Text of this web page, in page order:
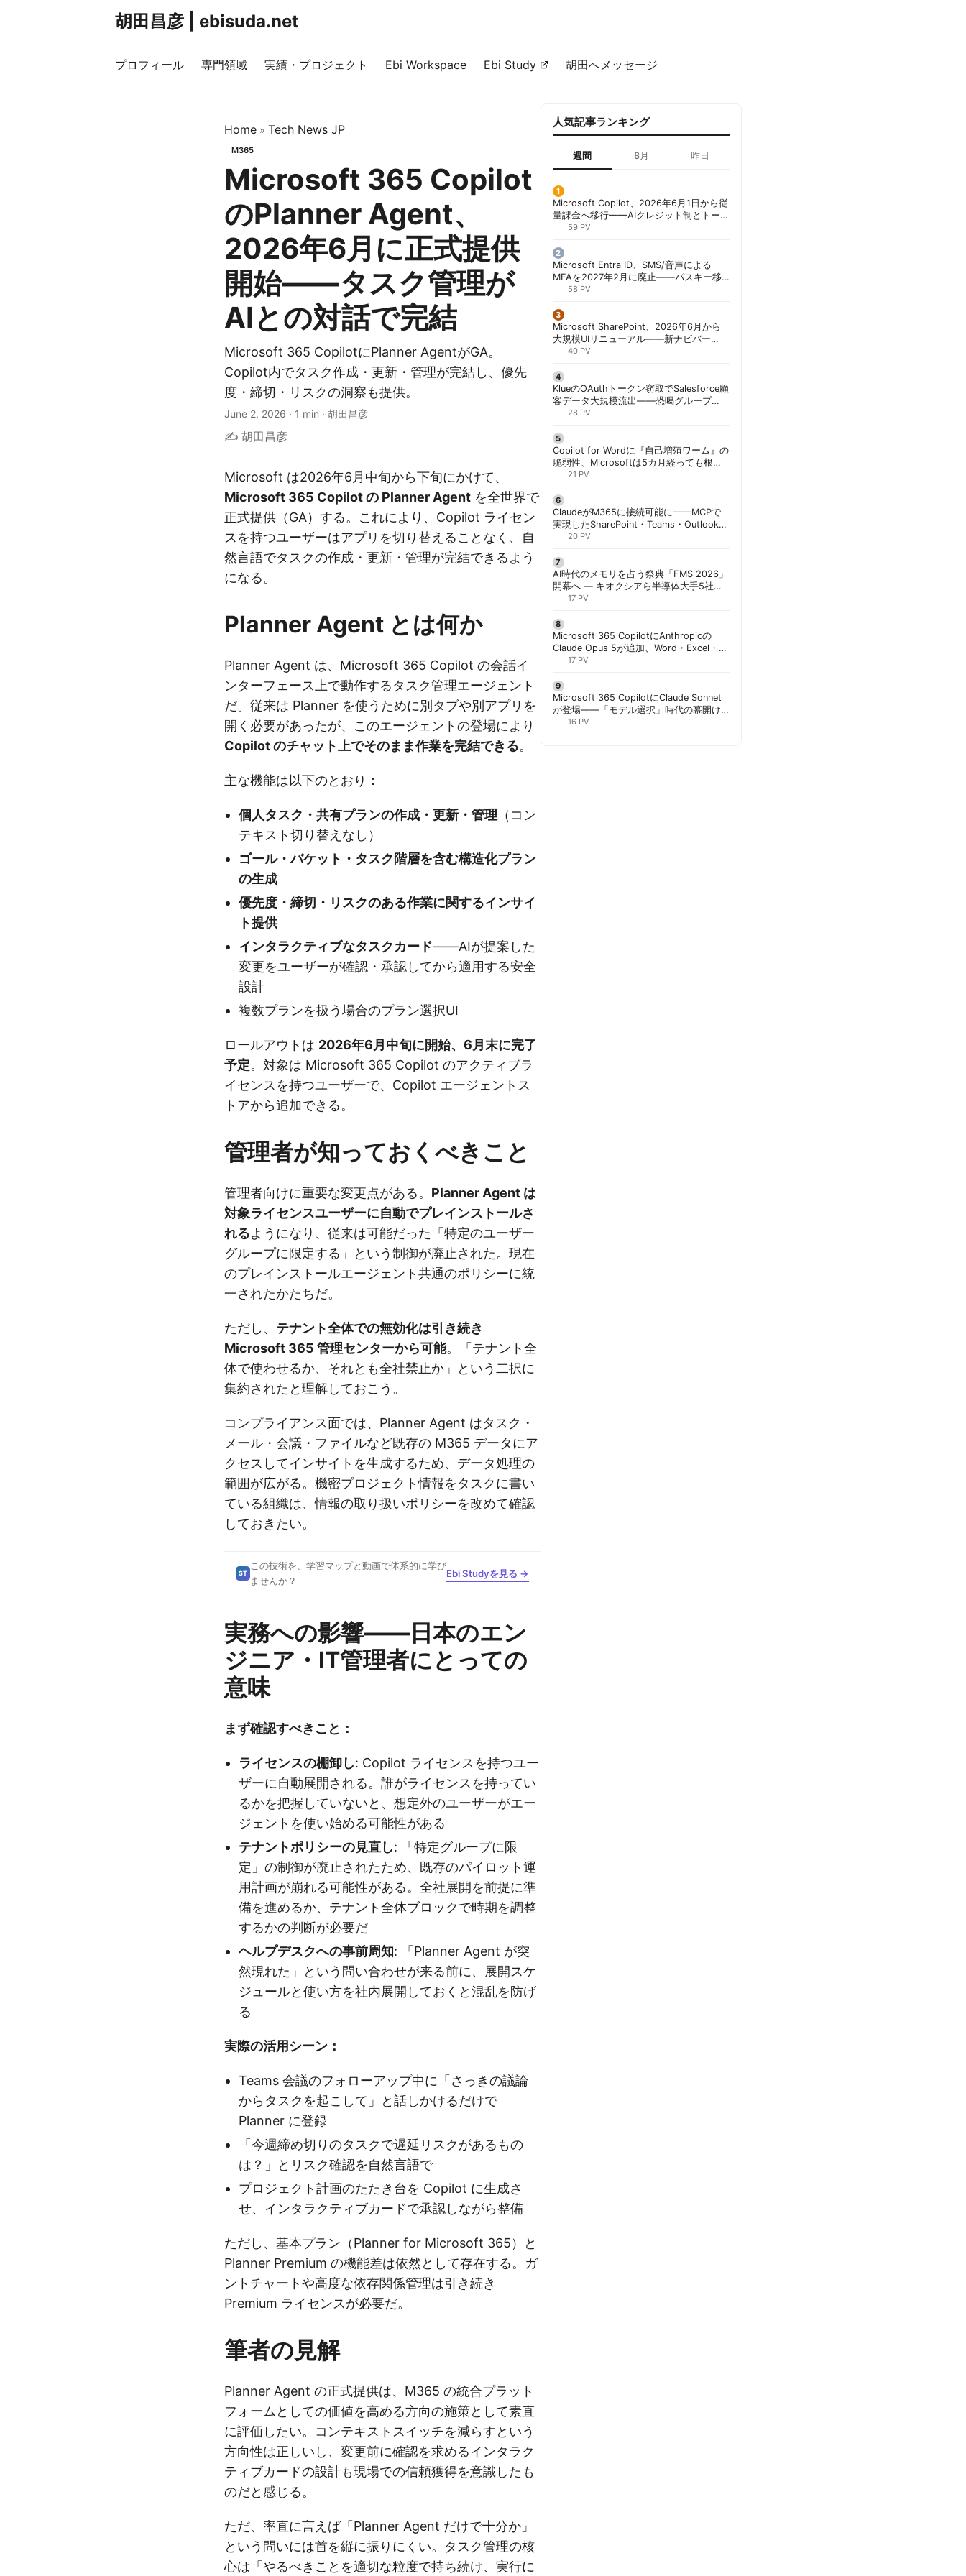
胡田昌彦 | ebisuda.net
プロフィール 専門領域 実績・プロジェクト Ebi Workspace Ebi Study 胡田へメッセージ
Home » Tech News JP
M365
Microsoft 365 Copilot
のPlanner Agent、
2026年6月に正式提供
開始——タスク管理が
AIとの対話で完結
Microsoft 365 CopilotにPlanner AgentがGA。
Copilot内でタスク作成・更新・管理が完結し、優先
度・締切・リスクの洞察も提供。
June 2, 2026 · 1 min · 胡田昌彦
✍️ 胡田昌彦
Microsoft は2026年6月中旬から下旬にかけて、
Microsoft 365 Copilot の Planner Agent を全世界で
正式提供（GA）する。これにより、Copilot ライセン
スを持つユーザーはアプリを切り替えることなく、自
然言語でタスクの作成・更新・管理が完結できるよう
になる。
Planner Agent とは何か
Planner Agent は、Microsoft 365 Copilot の会話イ
ンターフェース上で動作するタスク管理エージェント
だ。従来は Planner を使うために別タブや別アプリを
開く必要があったが、このエージェントの登場により
Copilot のチャット上でそのまま作業を完結できる。
主な機能は以下のとおり：
個人タスク・共有プランの作成・更新・管理 （コン
テキスト切り替えなし）
ゴール・バケット・タスク階層を含む構造化プラン
の生成
優先度・締切・リスクのある作業に関するインサイ
ト提供
インタラクティブなタスクカード——AIが提案した
変更をユーザーが確認・承認してから適用する安全
設計
複数プランを扱う場合のプラン選択UI
ロールアウトは 2026年6月中旬に開始、6月末に完了
予定。対象は Microsoft 365 Copilot のアクティブラ
イセンスを持つユーザーで、Copilot エージェントス
トアから追加できる。
管理者が知っておくべきこと
管理者向けに重要な変更点がある。 Planner Agent は
対象ライセンスユーザーに自動でプレインストールさ
れるようになり、従来は可能だった「特定のユーザー
グループに限定する」という制御が廃止された。現在
のプレインストールエージェント共通のポリシーに統
一されたかたちだ。
ただし、 テナント全体での無効化は引き続き
Microsoft 365 管理センターから可能。「テナント全
体で使わせるか、それとも全社禁止か」という二択に
集約されたと理解しておこう。
コンプライアンス面では、Planner Agent はタスク・
メール・会議・ファイルなど既存の M365 データにア
クセスしてインサイトを生成するため、データ処理の
範囲が広がる。機密プロジェクト情報をタスクに書い
ている組織は、情報の取り扱いポリシーを改めて確認
しておきたい。
ST
この技術を、学習マップと動画で体系的に学び
ませんか？
Ebi Studyを見る →
実務への影響——日本のエン
ジニア・IT管理者にとっての
意味
まず確認すべきこと：
ライセンスの棚卸し: Copilot ライセンスを持つユー
ザーに自動展開される。誰がライセンスを持ってい
るかを把握していないと、想定外のユーザーがエー
ジェントを使い始める可能性がある
テナントポリシーの見直し: 「特定グループに限
定」の制御が廃止されたため、既存のパイロット運
用計画が崩れる可能性がある。全社展開を前提に準
備を進めるか、テナント全体ブロックで時期を調整
するかの判断が必要だ
ヘルプデスクへの事前周知: 「Planner Agent が突
然現れた」という問い合わせが来る前に、展開スケ
ジュールと使い方を社内展開しておくと混乱を防げ
る
実際の活用シーン：
Teams 会議のフォローアップ中に「さっきの議論
からタスクを起こして」と話しかけるだけで
Planner に登録
「今週締め切りのタスクで遅延リスクがあるもの
は？」とリスク確認を自然言語で
プロジェクト計画のたたき台を Copilot に生成さ
せ、インタラクティブカードで承認しながら整備
ただし、基本プラン（Planner for Microsoft 365）と
Planner Premium の機能差は依然として存在する。ガ
ントチャートや高度な依存関係管理は引き続き
Premium ライセンスが必要だ。
筆者の見解
Planner Agent の正式提供は、M365 の統合プラット
フォームとしての価値を高める方向の施策として素直
に評価したい。コンテキストスイッチを減らすという
方向性は正しいし、変更前に確認を求めるインタラク
ティブカードの設計も現場での信頼獲得を意識したも
のだと感じる。
ただ、率直に言えば「Planner Agent だけで十分か」
という問いには首を縦に振りにくい。タスク管理の核
心は「やるべきことを適切な粒度で持ち続け、実行に
人気記事ランキング
週間 8月 昨日
Microsoft Copilot、2026年6月1日から従
量課金へ移行——AIクレジット制とトーク
ンコストで「メーターショック」を回避
59 PV
Microsoft Entra ID、SMS/音声による
MFAを2027年2月に廃止——パスキー移
行が既定に | 胡田昌彦
58 PV
Microsoft SharePoint、2026年6月から
大規模UIリニューアル——新ナビバー
「Discover/Publish/Build」とAI機能を段
40 PV
KlueのOAuthトークン窃取でSalesforce顧
客データ大規模流出——恐喝グループ
「Icarus」が犯行声明 | 胡田昌彦
28 PV
Copilot for Wordに『自己増殖ワーム』の
脆弱性、Microsoftは5カ月経っても根本
対策できず | 胡田昌彦
21 PV
ClaudeがM365に接続可能に——MCPで
実現したSharePoint・Teams・Outlook連
携、セキュリティと実務への影響を読み
20 PV
AI時代のメモリを占う祭典「FMS 2026」
開幕へ ― キオクシアら半導体大手5社が
基調講演に集結 | 胡田昌彦
17 PV
Microsoft 365 CopilotにAnthropicの
Claude Opus 5が追加、Word・Excel・
PowerPointで選択可能に | 胡田昌彦
17 PV
Microsoft 365 CopilotにClaude Sonnet
が登場——「モデル選択」時代の幕開け
と管理者が知るべき注意点 | 胡田昌彦
16 PV